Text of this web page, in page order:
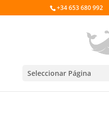
+34 653 680 992
Seleccionar Página